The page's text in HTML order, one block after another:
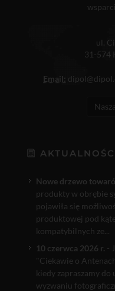
ul.
31-574
Email:
Nowe drzewo
produkty w obrębie
pojawiła się
produktowej pod
kompatybilnych ze...
10 czerwca 2026 r. -
"Ciekawie o
kiedy zapraszamy do
wyzwaniu